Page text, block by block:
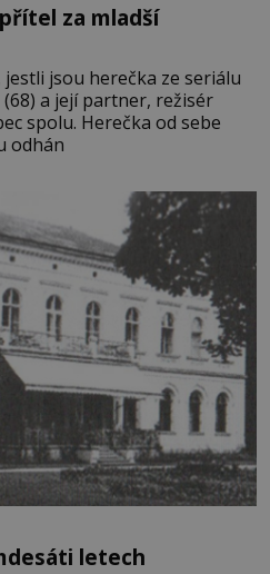
za mladší
jsou herečka ze seriálu
a její partner, režisér
od sebe
odhán
letech